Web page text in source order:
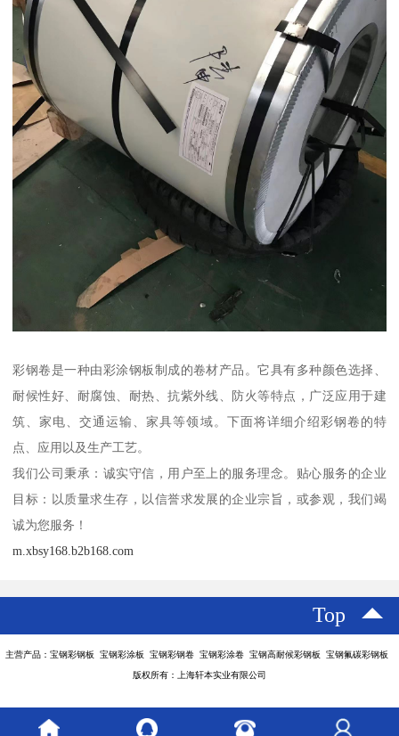
彩钢卷是一种由彩涂钢板制成的卷材产品。它具有多种颜色选择、
耐候性好、耐腐蚀、耐热、抗紫外线、防火等特点，广泛应用于建
筑、家电、交通运输、家具等领域。下面将详细介绍彩钢卷的特
点、应用以及生产工艺。
我们公司秉承：诚实守信，用户至上的服务理念。贴心服务的企业
目标：以质量求生存，以信誉求发展的企业宗旨，或参观，我们竭
诚为您服务！
m.xbsy168.b2b168.com
Top
主营产品：宝钢彩钢板 宝钢彩涂板 宝钢彩钢卷 宝钢彩涂卷 宝钢高耐候彩钢板 宝钢氟碳彩钢板
版权所有：上海轩本实业有限公司